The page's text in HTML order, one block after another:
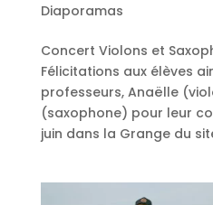
Diaporamas
Concert Violons et
Félicitations aux élèves
professeurs, Anaëlle
(saxophone) pour leur
juin dans la Grange du